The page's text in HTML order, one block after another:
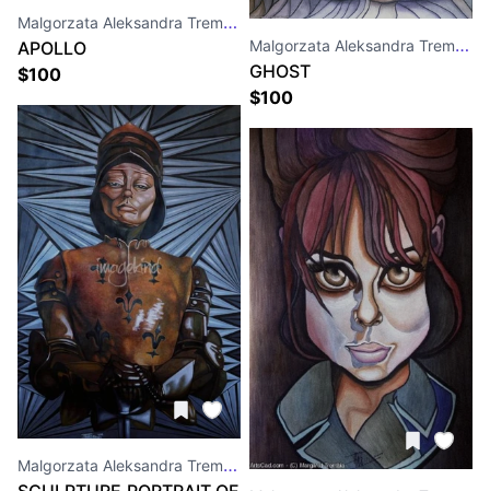
Malgorzata Aleksandra Trembla
APOLLO
$100
Malgorzata Aleksandra Trembla
Malgorzata Aleksandra Trembla
GHOST
$100